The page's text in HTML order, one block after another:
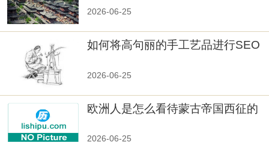
2026-06-25
如何将高句丽的手工艺品进行SEO
2026-06-25
欧洲人是怎么看待蒙古帝国西征的
2026-06-25